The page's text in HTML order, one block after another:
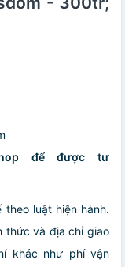
để được tư
luật hiện hành.
thức và địa chỉ giao
khác như phí vận